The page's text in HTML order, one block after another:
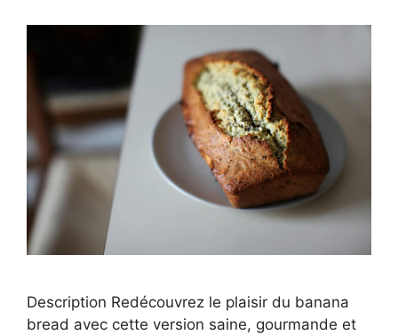
Description Redécouvrez le plaisir du banana
bread avec cette version saine, gourmande et